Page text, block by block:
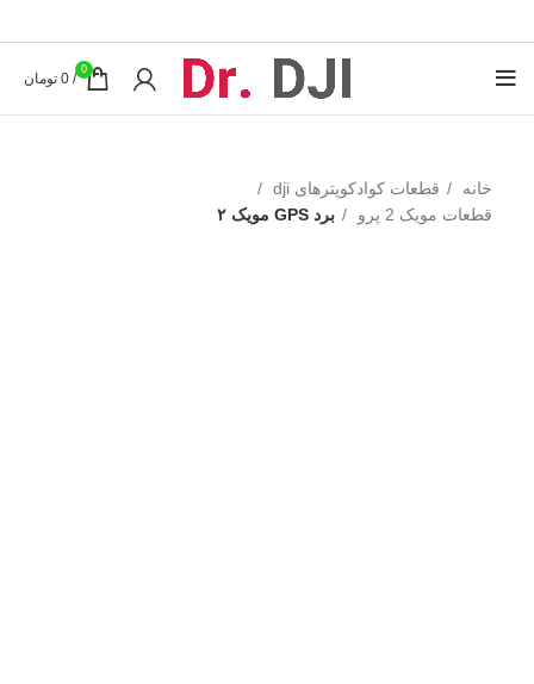
0
/
0 تومان
خانه
قطعات کوادکوپترهای dji
قطعات مویک 2 پرو
برد GPS مویک ۲